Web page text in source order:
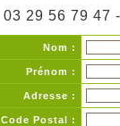
29 56 79 47
Nom :
Prénom :
Adresse :
Code Postal :